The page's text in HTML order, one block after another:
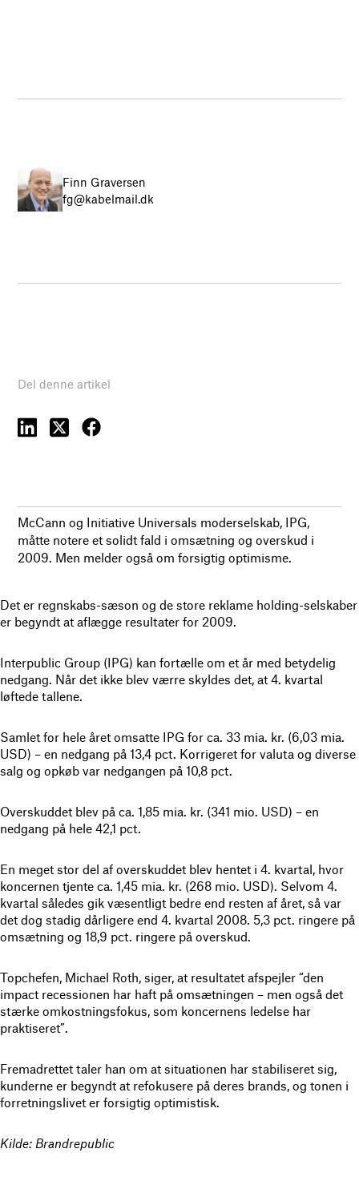
Finn Graversen
fg@kabelmail.dk
Del denne artikel
McCann og Initiative Universals moderselskab, IPG,
måtte notere et solidt fald i omsætning og overskud i
2009. Men melder også om forsigtig optimisme.
Det er regnskabs-sæson og de store reklame holding-selskaber
er begyndt at aflægge resultater for 2009.
Interpublic Group (IPG) kan fortælle om et år med betydelig
nedgang. Når det ikke blev værre skyldes det, at 4. kvartal
løftede tallene.
Samlet for hele året omsatte IPG for ca. 33 mia. kr. (6,03 mia.
USD) – en nedgang på 13,4 pct. Korrigeret for valuta og diverse
salg og opkøb var nedgangen på 10,8 pct.
Overskuddet blev på ca. 1,85 mia. kr. (341 mio. USD) – en
nedgang på hele 42,1 pct.
En meget stor del af overskuddet blev hentet i 4. kvartal, hvor
koncernen tjente ca. 1,45 mia. kr. (268 mio. USD). Selvom 4.
kvartal således gik væsentligt bedre end resten af året, så var
det dog stadig dårligere end 4. kvartal 2008. 5,3 pct. ringere på
omsætning og 18,9 pct. ringere på overskud.
Topchefen, Michael Roth, siger, at resultatet afspejler “den
impact recessionen har haft på omsætningen – men også det
stærke omkostningsfokus, som koncernens ledelse har
praktiseret”.
Fremadrettet taler han om at situationen har stabiliseret sig,
kunderne er begyndt at refokusere på deres brands, og tonen i
forretningslivet er forsigtig optimistisk.
Kilde: Brandrepublic